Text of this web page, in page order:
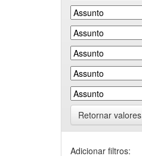
Retornar valores
Adicionar filtros: